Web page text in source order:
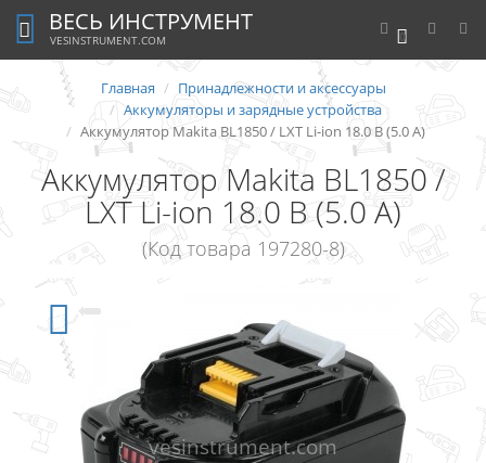
0
ВЕСЬ ИНСТРУМЕНТ
VESINSTRUMENT.COM
Главная
Принадлежности и аксессуары
Аккумуляторы и зарядные устройства
Аккумулятор Makita BL1850 / LXT Li-ion 18.0 В (5.0 А)
Аккумулятор Makita BL1850 /
LXT Li-ion 18.0 В (5.0 А)
(Код товара 197280-8)